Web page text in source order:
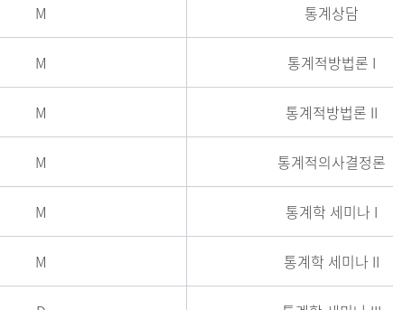
M 통계상담
M 통계적방법론 I
M 통계적방법론 II
M 통계적의사결정론
M 통계학 세미나 I
M 통계학 세미나 II